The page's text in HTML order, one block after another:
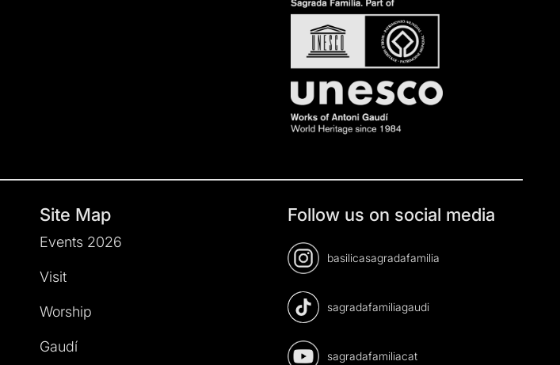
Site Map
Events 2026
Visit
Worship
Gaudí
Follow us on social media
basilicasagradafamilia
sagradafamiliagaudi
sagradafamiliacat